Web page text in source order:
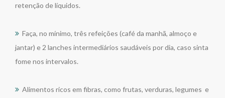
retenção de líquidos.
Faça, no mínimo, três refeições (café da manhã, almoço e
jantar) e 2 lanches intermediários saudáveis por dia, caso sinta
fome nos intervalos.
Alimentos ricos em fibras, como frutas, verduras, legumes e